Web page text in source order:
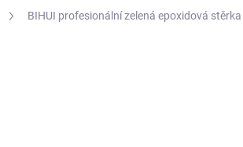
BIHUI profesionální zelená epoxidová